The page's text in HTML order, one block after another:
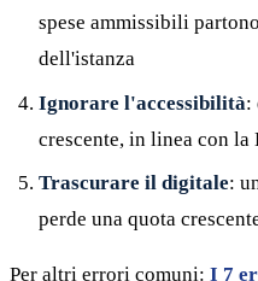
spese ammissibili
dell'istanza
Ignorare l'accessibilità:
crescente, in linea con la
Trascurare il digitale:
perde una quota
Per altri errori comuni: I 7